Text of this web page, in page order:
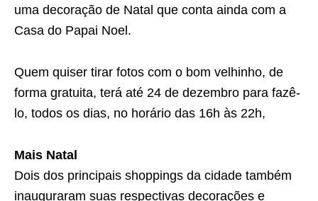
uma decoração de Natal que conta ainda com a
Casa do Papai Noel.
Quem quiser tirar fotos com o bom velhinho, de
forma gratuita, terá até 24 de dezembro para fazê-
lo, todos os dias, no horário das 16h às 22h,
Mais Natal
Dois dos principais shoppings da cidade também
inauguraram suas respectivas decorações e